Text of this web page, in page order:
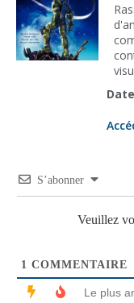
S’abonner
Veuillez
1 COMMENTAIRE
Le plus